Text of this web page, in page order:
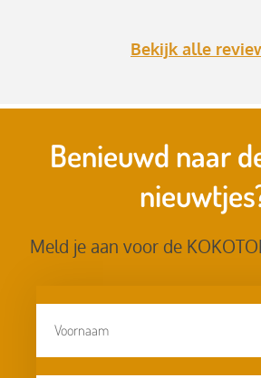
Bekijk alle
Benieuwd naar
Meld je aan voor de